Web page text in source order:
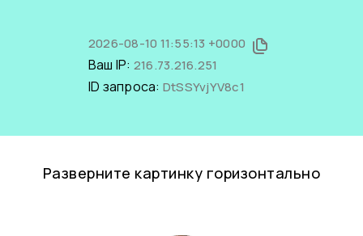
2026-08-10 11:55:13 +0000
Ваш IP: 216.73.216.251
ID запроса: DtSSYvjYV8c1
Разверните картинку горизонтально